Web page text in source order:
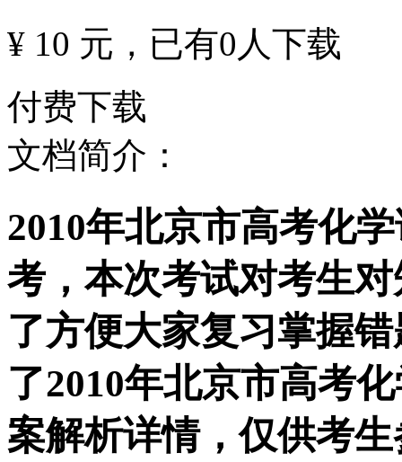
¥ 10 元 ，已有0 人下载
付费下载
文档简介：
2010年北京市高考化
考，本次考试对考生
了方便大家复习掌握
了2010年北京市高考
案解析详情，仅供考